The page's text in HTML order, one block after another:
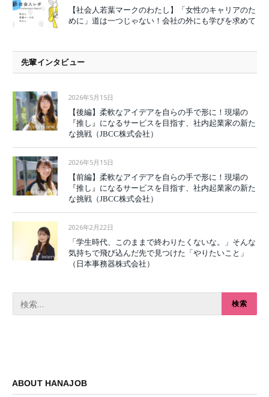
【社会人若葉マークのわたし】「女性のキャリアのた
めに」道は一つじゃない！会社の外にも学びを求めて
先輩インタビュー
2026年5月15日
【後編】柔軟なアイデアを自らの手で形に！現場の
『推し』になるサービスを目指す、社内起業家の新た
な挑戦（JBCC株式会社）
2026年5月15日
【前編】柔軟なアイデアを自らの手で形に！現場の
『推し』になるサービスを目指す、社内起業家の新た
な挑戦（JBCC株式会社）
2026年2月22日
「学生時代、このままで終わりたくないな。」そんな
気持ちで飛び込んだ先で見つけた「やりたいこと」
（日本事務器株式会社）
ABOUT HANAJOB